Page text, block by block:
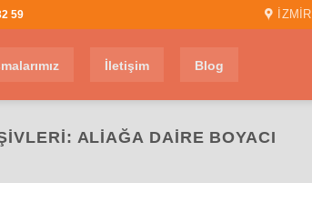
59 İZMİR
İletişim Blog
ALIAĞA DAIRE BOYACI